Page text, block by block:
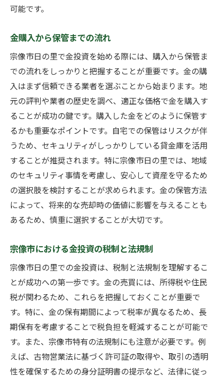
可能です。
金購入から保管までの流れ
宗像市日の里で金投資を始める際には、購入から保管ま
での流れをしっかりと把握することが重要です。金の購
入はまず信頼できる業者を選ぶことから始まります。地
元の評判や業者の歴史を調べ、適正な価格で金を購入す
ることが成功の鍵です。購入した金をどのように保管す
るかも重要なポイントです。自宅での保管はリスクが伴
うため、セキュリティがしっかりしている貸金庫を活用
することが推奨されます。特に宗像市日の里では、地域
のセキュリティ事情を考慮し、安心して資産を守るため
の選択肢を検討することが求められます。金の保管方法
によって、将来的な売却時の価値に影響を与えることも
あるため、慎重に選択することが大切です。
宗像市における金投資の税制と法規制
宗像市日の里での金投資は、税制と法規制を理解するこ
とが成功への第一歩です。金の売買には、所得税や住民
税が関わるため、これらを把握しておくことが重要で
す。特に、金の保有期間によって税率が異なるため、長
期保有を考慮することで税負担を軽減することが可能で
す。また、宗像市特有の法規制にも注意が必要です。例
えば、古物営業法に基づく許可証の取得や、取引の透明
性を確保するための身分証明書の提示など、法律に従っ